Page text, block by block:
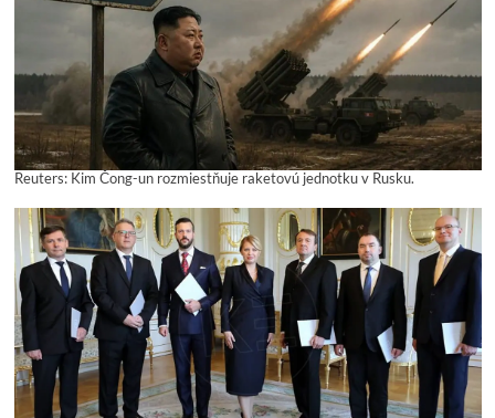
Reuters: Kim Čong-un rozmiestňuje raketovú jednotku v Rusku.